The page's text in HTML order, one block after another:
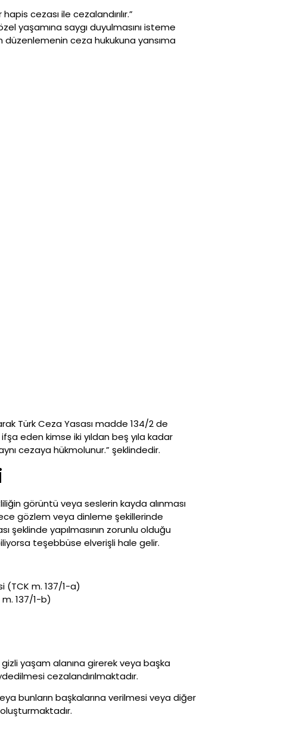
cezası ile cezalandırılır.”
yaşamına saygı duyulmasını isteme
düzenlemenin ceza hukukuna yansıma
Türk Ceza Yasası madde 134/2 de
eden kimse iki yıldan beş yıla kadar
cezaya hükmolunur.” şeklindedir.
görüntü veya seslerin kayda alınması
gözlem veya dinleme şekillerinde
şeklinde yapılmasının zorunlu olduğu
teşebbüse elverişli hale gelir.
(TCK m. 137/1-a)
137/1-b)
yaşam alanına gire­rek veya başka
cezalandırılmaktadır.
bunların başkalarına verilmesi veya diğer